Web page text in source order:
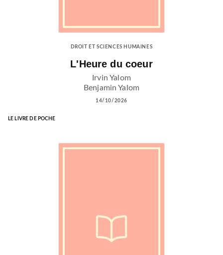
DROIT ET SCIENCES HUMAINES
L'Heure du coeur
Irvin Yalom
Benjamin Yalom
14/10/2026
LE LIVRE DE POCHE